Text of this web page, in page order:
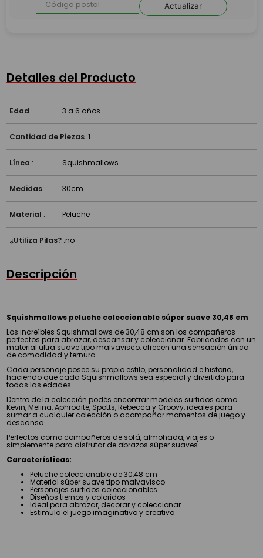
Actualizar
Detalles del Producto
Edad : 3 a 6 años
Cantidad de Piezas :1
Línea : Squishmallows
Medidas : 30cm
Material : Peluche
¿Utiliza Pilas? :no
Descripción
Squishmallows peluche coleccionable súper suave 30,48 cm
Los increíbles Squishmallows de 30,48 cm son los compañeros
perfectos para abrazar, descansar y coleccionar. Fabricados con un
material ultra suave tipo malvavisco, ofrecen una sensación única
de comodidad y ternura.
Cada personaje posee su propio estilo, personalidad e historia,
haciendo que cada Squishmallows sea especial y divertido para
todas las edades.
Dentro de la colección podés encontrar modelos surtidos como
Kevin, Melina, Aphrodite, Spotts, Rebecca y Groovy, ideales para
sumar a cualquier colección o acompañar momentos de juego y
descanso.
Perfectos como compañeros de sofá, almohada, viajes o
simplemente para disfrutar de abrazos súper suaves.
Características:
Peluche coleccionable de 30,48 cm
Material súper suave tipo malvavisco
Personajes surtidos coleccionables
Diseños tiernos y coloridos
Ideal para abrazar, decorar y coleccionar
Estimula el juego imaginativo y creativo